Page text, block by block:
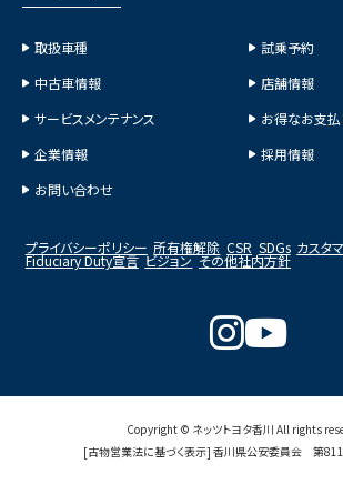
取扱車種
試乗予約
中古車情報
店舗情報
サービスメンテナンス
お得なお支
企業情報
採用情報
お問い合わせ
プライバシーポリシー 所有権解除 CSR SDGs カスタ
Fiduciary Duty宣言 ビジョン その他社内方針
Copyright © ネッツトヨタ香川 All rights
[古物営業法に基づく表示] 香川県公安委員会 第